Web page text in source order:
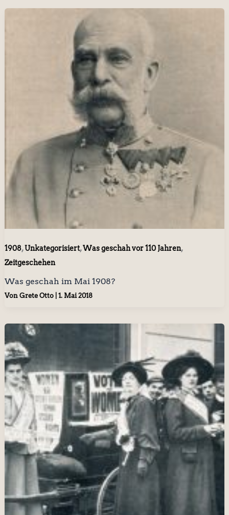
1908,Unkategorisiert,Was geschah vor 110 Jahren,
Zeitgeschehen
Was geschah im Mai 1908?
Von Grete Otto 1. Mai 2018